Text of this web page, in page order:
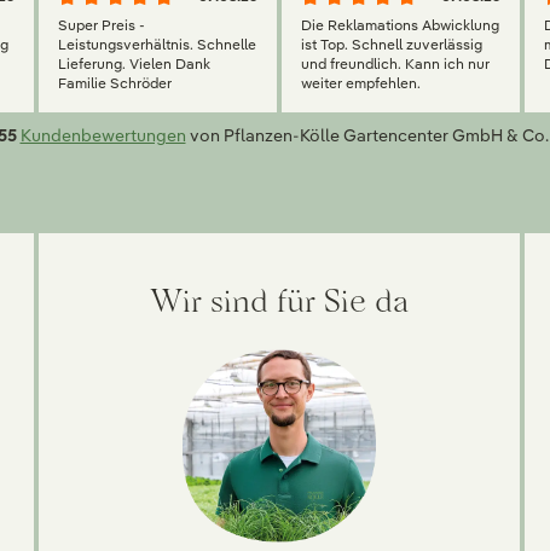
Super Preis -
Leistungsverhältnis. Schnelle
Lieferung. Vielen Dank
Familie Schröder
Die Reklamations Abwicklung
ist Top. Schnell zuverlässig
und freundlich. Kann ich nur
weiter empfehlen.
Kundenbewertungen von Pflanzen-Kölle Gartencenter GmbH & Co.
Wir sind für Sie da